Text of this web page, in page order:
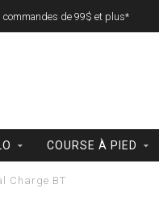
commandes de 99$ et plus*
COURSE À PIED
Charge BT